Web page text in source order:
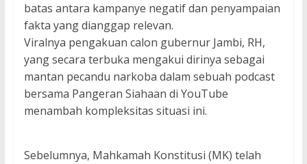
batas antara kampanye negatif dan penyampaian
fakta yang dianggap relevan.
Viralnya pengakuan calon gubernur Jambi, RH,
yang secara terbuka mengakui dirinya sebagai
mantan pecandu narkoba dalam sebuah podcast
bersama Pangeran Siahaan di YouTube
menambah kompleksitas situasi ini.
Sebelumnya, Mahkamah Konstitusi (MK) telah